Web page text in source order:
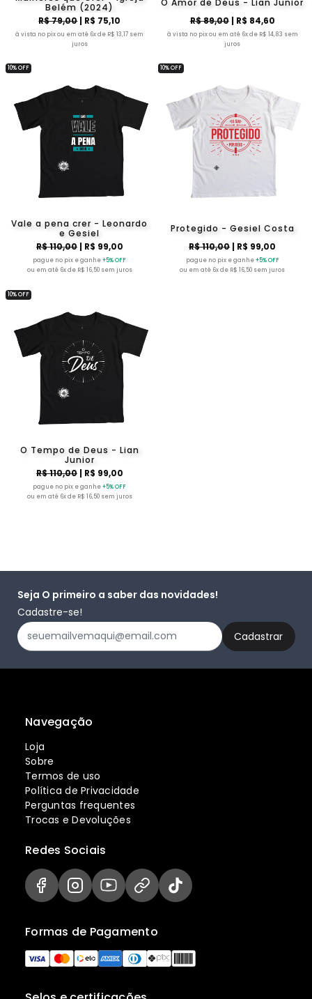
Belém (2024)
R$ 79,00| R$ 75,10
à vista no pix ou em até 6x de R$ 13,17 sem
juros
O Amor de Deus - Lian Junior
R$ 89,00| R$ 84,60
à vista no pix ou em até 6x de R$ 14,83 sem
juros
Vale a pena crer - Leonardo
e Gesiel
R$ 110,00| R$ 99,00
pague no pix e ganhe+5% OFF
ou em até 6x de R$ 16,50 sem juros
10% OFF
Protegido - Gesiel Costa
R$ 110,00| R$ 99,00
pague no pix e ganhe+5% OFF
ou em até 6x de R$ 16,50 sem juros
10% OFF
O Tempo de Deus - Lian
Junior
R$ 110,00| R$ 99,00
pague no pix e ganhe+5% OFF
ou em até 6x de R$ 16,50 sem juros
10% OFF
Seja O primeiro a saber das novidades!
Cadastre-se!
Navegação
Loja
Sobre
Termos de uso
Política de Privacidade
Perguntas frequentes
Trocas e Devoluções
Formas de Pagamento
Redes Sociais